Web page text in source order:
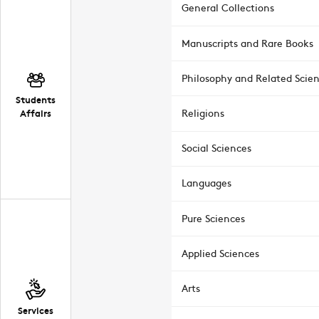
Students
Affairs
Services
General Collections
Manuscripts and Rare Books
Philosophy and Related
Religions
Social Sciences
Languages
Pure Sciences
Applied Sciences
Arts